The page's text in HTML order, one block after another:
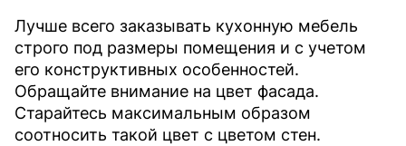
Лучше всего заказывать кухонную мебель
строго под размеры помещения и с учетом
его конструктивных особенностей.
Обращайте внимание на цвет фасада.
Старайтесь максимальным образом
соотносить такой цвет с цветом стен.